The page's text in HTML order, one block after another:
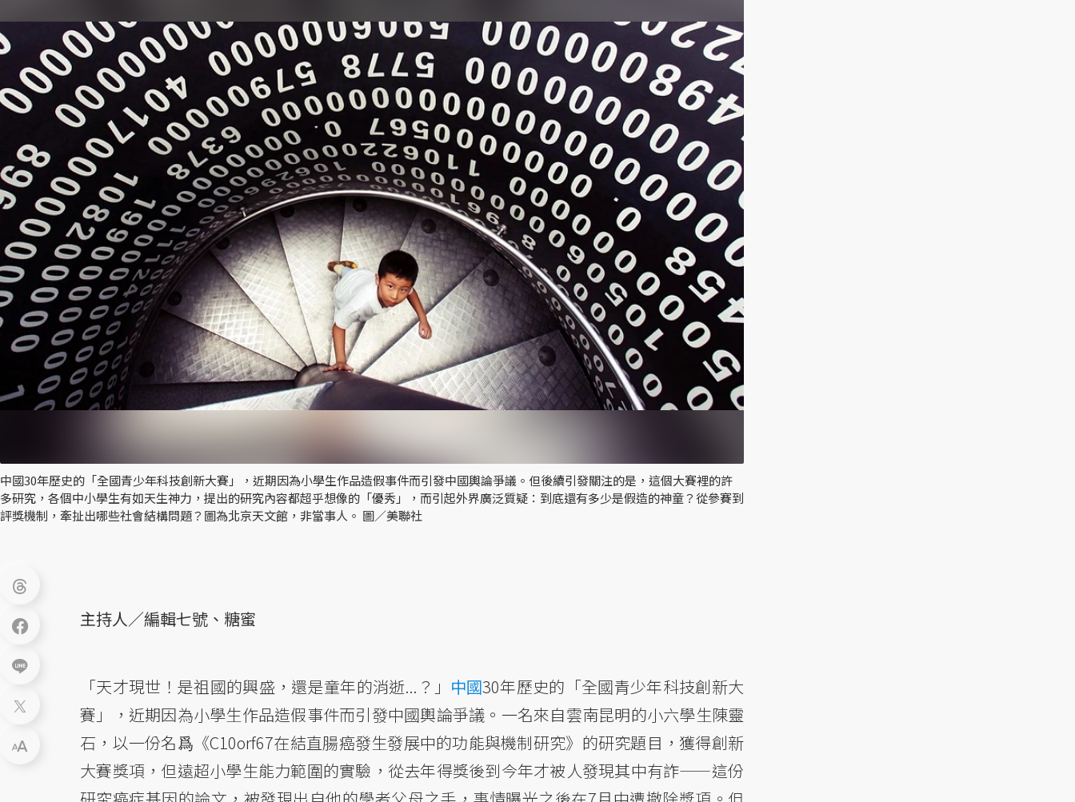
中國30年歷史的「全國青少年科技創新大賽」，近期因為小學生作品造假事件而引發中國輿論爭議。但後續引發關注的是，這個大賽裡的許
多研究，各個中小學生有如天生神力，提出的研究內容都超乎想像的「優秀」，而引起外界廣泛質疑：到底還有多少是假造的神童？從參賽到
評獎機制，牽扯出哪些社會結構問題？圖為北京天文館，非當事人。 圖／美聯社
主持人／編輯七號、糖蜜
「天才現世！是祖國的興盛，還是童年的消逝...？」 中國30年歷史的「全國青少年科技創新大
賽」，近期因為小學生作品造假事件而引發中國輿論爭議。一名來自雲南昆明的小六學生陳靈
石，以一份名爲《C10orf67在結直腸癌發生發展中的功能與機制研究》的研究題目，獲得創新
大賽獎項，但遠超小學生能力範圍的實驗，從去年得獎後到今年才被人發現其中有詐——這份